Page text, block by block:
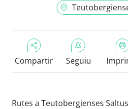
Compartir Seguiu
Rutes a Teutobergienses Saltus